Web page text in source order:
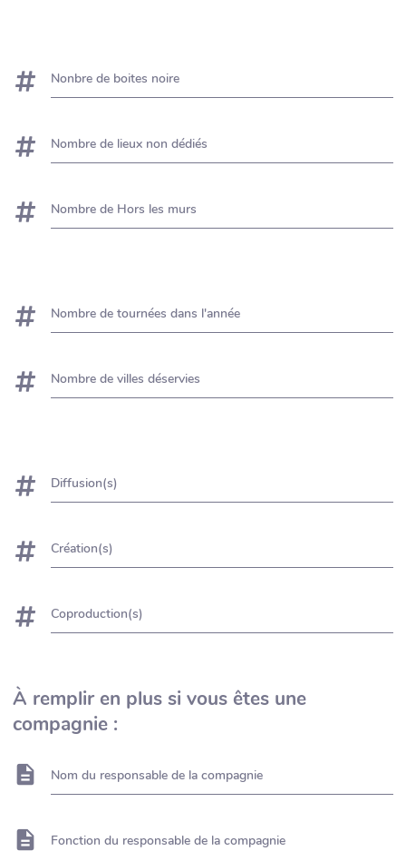
Nonbre de boites noire
Nombre de lieux non dédiés
Nombre de Hors les murs
Nombre de tournées dans l'année
Nombre de villes déservies
Diffusion(s)
Création(s)
Coproduction(s)
À remplir en plus si vous êtes une
compagnie :
Nom du responsable de la compagnie
Fonction du responsable de la compagnie